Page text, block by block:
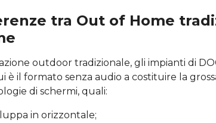
tra Out of Home
outdoor tradizionale, gli impianti di
è il formato senza audio a costituire la
di schermi, quali:
in orizzontale;